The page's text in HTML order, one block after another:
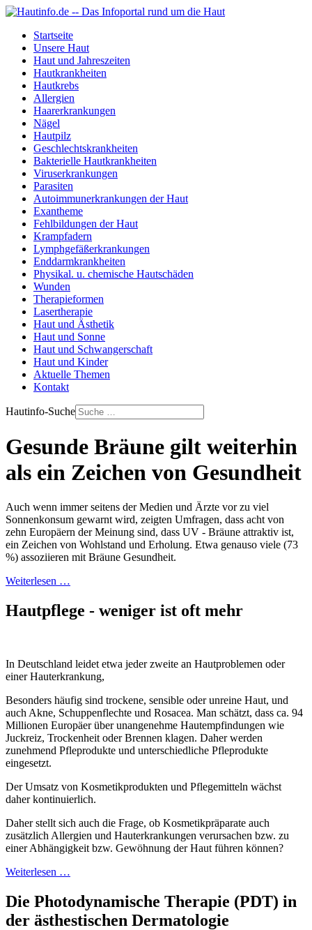
Startseite
Unsere Haut
Haut und Jahreszeiten
Hautkrankheiten
Hautkrebs
Allergien
Haarerkrankungen
Nägel
Hautpilz
Geschlechtskrankheiten
Bakterielle Hautkrankheiten
Viruserkrankungen
Parasiten
Autoimmunerkrankungen der Haut
Exantheme
Fehlbildungen der Haut
Krampfadern
Lymphgefäßerkrankungen
Enddarmkrankheiten
Physikal. u. chemische Hautschäden
Wunden
Therapieformen
Lasertherapie
Haut und Ästhetik
Haut und Sonne
Haut und Schwangerschaft
Haut und Kinder
Aktuelle Themen
Kontakt
Hautinfo-Suche
Gesunde Bräune gilt weiterhin
als ein Zeichen von Gesundheit
Auch wenn immer seitens der Medien und Ärzte vor zu viel
Sonnenkonsum gewarnt wird, zeigten Umfragen, dass acht von
zehn Europäern der Meinung sind, dass UV - Bräune attraktiv ist,
ein Zeichen von Wohlstand und Erholung. Etwa genauso viele (73
%) assoziieren mit Bräune Gesundheit.
Weiterlesen …
Hautpflege - weniger ist oft mehr
In Deutschland leidet etwa jeder zweite an Hautproblemen oder
einer Hauterkrankung,
Besonders häufig sind trockene, sensible oder unreine Haut, und
auch Akne, Schuppenflechte und Rosacea. Man schätzt, dass ca. 94
Millionen Europäer über unangenehme Hautempfindungen wie
Juckreiz, Trockenheit oder Brennen klagen. Daher werden
zunehmend Pfleprodukte und unterschiedliche Pfleprodukte
eingesetzt.
Der Umsatz von Kosmetikprodukten und Pflegemitteln wächst
daher kontinuierlich.
Daher stellt sich auch die Frage, ob Kosmetikpräparate auch
zusätzlich Allergien und Hauterkrankungen verursachen bzw. zu
einer Abhängigkeit bzw. Gewöhnung der Haut führen können?
Weiterlesen …
Die Photodynamische Therapie (PDT) in
der ästhestischen Dermatologie